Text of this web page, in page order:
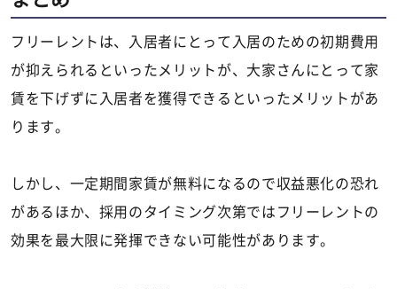
フリーレントは、入居者にとって入居のための初期費用
が抑えられるといったメリットが、大家さんにとって家
賃を下げずに入居者を獲得できるといったメリットがあ
ります。
しかし、一定期間家賃が無料になるので収益悪化の恐れ
があるほか、採用のタイミング次第ではフリーレントの
効果を最大限に発揮できない可能性があります。